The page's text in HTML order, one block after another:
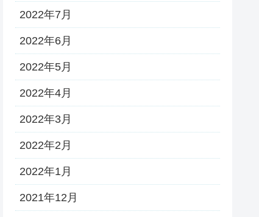
2022年7月
2022年6月
2022年5月
2022年4月
2022年3月
2022年2月
2022年1月
2021年12月